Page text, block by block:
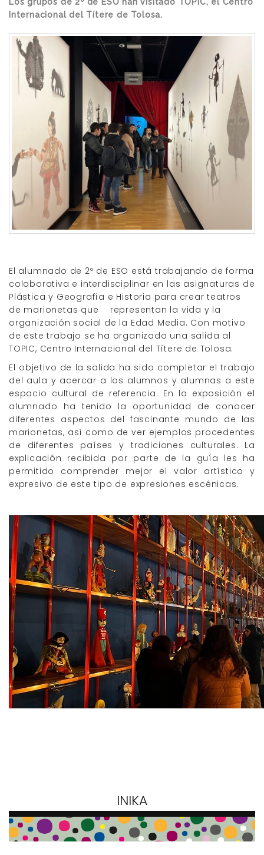
Internacional del Títere de Tolosa.
El alumnado de 2º de ESO está trabajando de forma
colaborativa e interdisciplinar en las asignaturas de
Plástica y Geografía e Historia para crear teatros
de marionetas que representan la vida y la
organización social de la Edad Media. Con motivo
de este trabajo se ha organizado una salida al
TOPIC, Centro Internacional del Títere de Tolosa.
El objetivo de la salida ha sido completar el trabajo
del aula y acercar a los alumnos y alumnas a este
espacio cultural de referencia. En la exposición el
alumnado ha tenido la oportunidad de conocer
diferentes aspectos del fascinante mundo de las
marionetas, así como de ver ejemplos procedentes
de diferentes países y tradiciones culturales. La
explicación recibida por parte de la guía les ha
permitido comprender mejor el valor artístico y
expresivo de este tipo de expresiones escénicas.
INIKA